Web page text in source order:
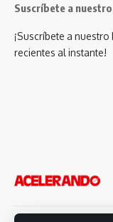
Suscríbete a
¡Suscríbete a
recientes al instante!